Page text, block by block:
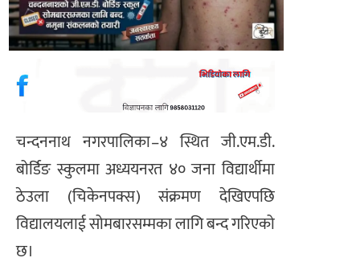
चन्दननाथ नगरपालिका–४ स्थित जी.एम.डी.
बोर्डिङ स्कुलमा अध्ययनरत ४० जना विद्यार्थीमा
ठेउला (चिकेनपक्स) संक्रमण देखिएपछि
विद्यालयलाई सोमबारसम्मका लागि बन्द गरिएको
छ।